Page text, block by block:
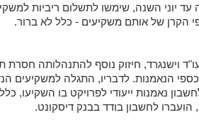
עד יוני השנה, שימשו לתשלום ריביות
הקרן של אותם משקיעים - כלל לא ברור.
וישנגרד, חיזוק נוסף להתנהלותה
כספי הנאמנות. לדבריו, התגלה למשקיעים
נאמנות ייעודי לפרויקט בו השקיעו,
הועברו לחשבון בודד בבנק דיסקונט.